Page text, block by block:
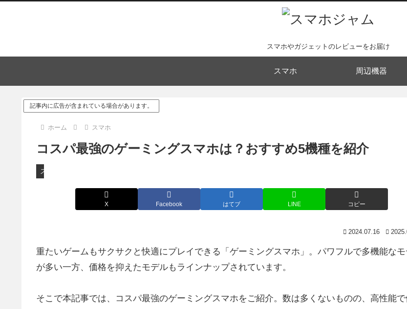
スマホやガジェットのレビューをお届け
スマホ 周辺機器
記事内に広告が含まれている場合があります。
ホーム スマホ
コスパ最強のゲーミングスマホは？おすすめ5機種を紹介
スマホ
X Facebook はてブ LINE コピー
2024.07.16
重たいゲームもサクサクと快適にプレイできる「ゲーミングスマホ」。パワフルで多機能な
が多い一方、価格を抑えたモデルもラインナップされています。
そこで本記事では、コスパ最強のゲーミングスマホをご紹介。数は多くないものの、高性能で